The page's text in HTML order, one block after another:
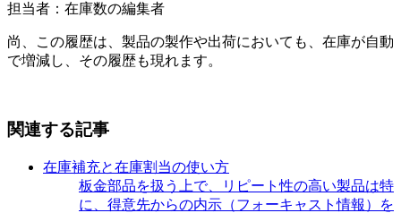
担当者：在庫数の編集者
尚、この履歴は、製品の製作や出荷においても、在庫が自動
で増減し、その履歴も現れます。
関連する記事
在庫補充と在庫割当の使い方
板金部品を扱う上で、リピート性の高い製品は特
に、得意先からの内示（フォーキャスト情報）を